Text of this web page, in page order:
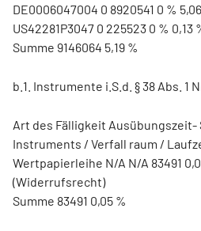
DE0006047004 0 8920541 0 %
US42281P3047 0 225523 0 % 0,13
Summe 9146064 5,19 %
b.1. Instrumente i.S.d. § 38 Abs. 1
Art des Fälligkeit
Instruments / Verfall raum /
Wertpapierleihe N/A N/A 83491
(Widerrufsrecht)
Summe 83491 0,05 %